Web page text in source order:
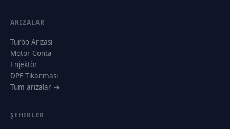
ARIZALAR
Turbo Arızası
Motor Conta
Enjektör
DPF Tıkanması
Tüm arızalar →
ŞEHIRLER